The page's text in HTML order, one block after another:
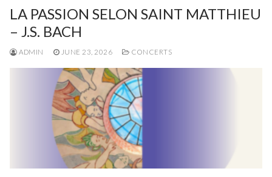
FR
LA PASSION SELON SAINT MATTHIEU
– J.S. BACH
ADMIN JUNE 23, 2026 CONCERTS